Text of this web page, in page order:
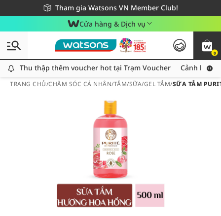
Tham gia Watsons VN Member Club!
Miễn phí giao hàng cho đơn hàng từ 249,000Đ
Giao hàng nhanh 24h - Áp dụng khu vực TP. Hồ Chí Minh
Cửa hàng & Dịch vụ
0
Thu thập thêm voucher hot tại Trạm Voucher
Thu thập thêm voucher hot tại Trạm Voucher Cảnh báo
TRANG CHỦ/CHĂM SÓC CÁ NHÂN/TẮM/SỮA/GEL TẮM/SỮA TẮM